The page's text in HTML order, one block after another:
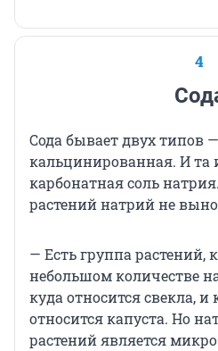
4
Сода бывает двух типов
кальцинированная. И та
карбонатная соль
растений натрий не
— Есть группа растений,
небольшом количестве
куда относится свекла, и
относится капуста. Но
растений является